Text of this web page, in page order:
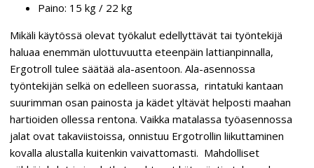
Paino: 15 kg / 22 kg
Mikäli käytössä olevat työkalut edellyttävät tai työntekijä
haluaa enemmän ulottuvuutta eteenpäin lattianpinnalla,
Ergotroll tulee säätää ala-asentoon. Ala-asennossa
työntekijän selkä on edelleen suorassa, rintatuki kantaan
suurimman osan painosta ja kädet yltävät helposti maahan
hartioiden ollessa rentona. Vaikka matalassa työasennossa
jalat ovat takaviistoissa, onnistuu Ergotrollin liikuttaminen
kovalla alustalla kuitenkin vaivattomasti. Mahdolliset